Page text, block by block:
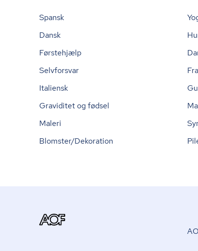
Spansk
Dansk
Førstehjælp
Selvforsvar
Italiensk
Graviditet og fødsel
Maleri
Blomster/Dekoration